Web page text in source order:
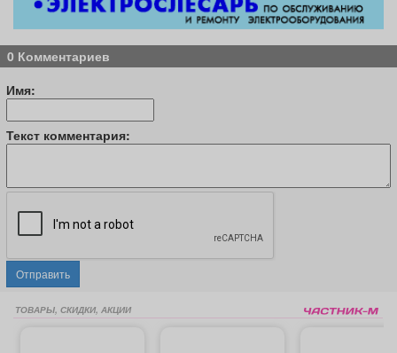
0 Комментариев
Имя:
Текст комментария:
Отправить
ТОВАРЫ, СКИДКИ, АКЦИИ